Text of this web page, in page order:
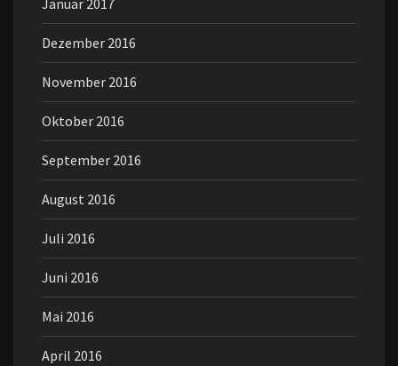
Januar 2017
Dezember 2016
November 2016
Oktober 2016
September 2016
August 2016
Juli 2016
Juni 2016
Mai 2016
April 2016